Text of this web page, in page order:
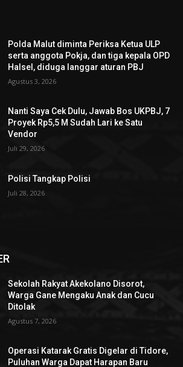
Polda Malut diminta Periksa Ketua ULP
serta anggota Pokja, dan tiga kepala OPD
Halsel, diduga langgar aturan PBJ
Agustus 3, 2026
Nanti Saya Cek Dulu, Jawab Bos UKPBJ, 7
Proyek Rp5,5 M Sudah Lari ke Satu
Vendor
Juli 29, 2026
Polisi Tangkap Polisi
Juli 28, 2026
Sekolah Rakyat Akekolano Disorot,
Warga Gane Mengaku Anak dan Cucu
Ditolak
Agustus 7, 2026
Operasi Katarak Gratis Digelar di Tidore,
Puluhan Warga Dapat Harapan Baru